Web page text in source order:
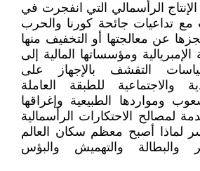
الرأسمالي التي انفجرت في
مع تداعيات جائحة كورنا والحرب
عن معالجتها أو التخفيف منها
الإمبريالية ومؤسساتها المالية إلى
التقشف بالإجهاز على
والاجتماعية للطبقة العاملة
ومواردها الطبيعية وإغراقها
لمصالح الاحتكارات الرأسمالية
لماذا أصبح معظم سكان العالم
والتهميش والبؤس